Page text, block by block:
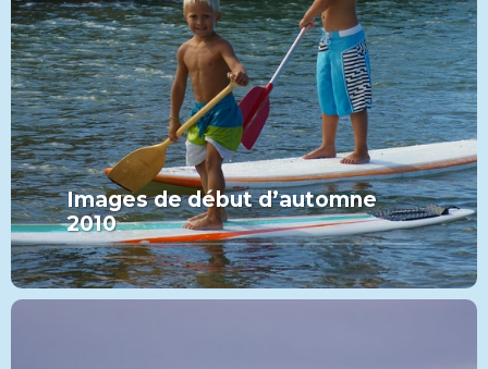
Images de début d’automne
2010
MORE FROM THIS SET:
VIEW MORE CATÉGORIE PADDLE
Images de début d’automne
2010